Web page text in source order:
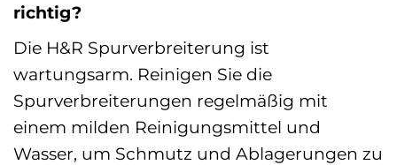
richtig?
Die H&R Spurverbreiterung ist
wartungsarm. Reinigen Sie die
Spurverbreiterungen regelmäßig mit
einem milden Reinigungsmittel und
Wasser, um Schmutz und Ablagerungen zu